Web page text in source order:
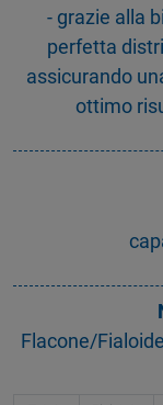
- grazie alla
perfetta
assicurando
ottimo
Flacone/